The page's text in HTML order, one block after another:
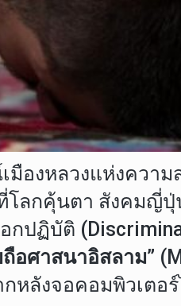
องหลวงแห่งความ
โลกคุ้นตา สังคมญี่
กปฏิบัติ
อศาสนาอิสลาม”
หลังจอคอมพิวเตอ